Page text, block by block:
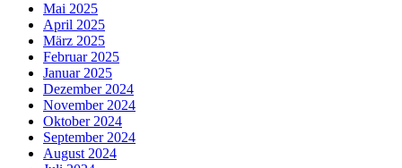
Mai 2025
April 2025
März 2025
Februar 2025
Januar 2025
Dezember 2024
November 2024
Oktober 2024
September 2024
August 2024